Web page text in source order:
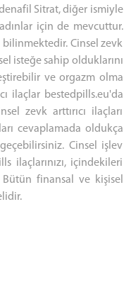
Sitrat, diğer ismiyle
için de mevcuttur.
Cinsel zevk
isteğe sahip olduklarını
ve orgazm olma
ilaçlar bestedpills.eu'da
zevk arttırıcı ilaçları
cevaplamada oldukça
Cinsel işlev
ilaçlarınızı, içindekileri
Bütün finansal ve kişisel